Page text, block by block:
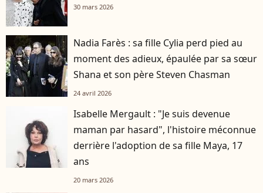
30 mars 2026
Nadia Farès : sa fille Cylia perd pied au
moment des adieux, épaulée par sa sœur
Shana et son père Steven Chasman
24 avril 2026
Isabelle Mergault : "Je suis devenue
maman par hasard", l'histoire méconnue
derrière l'adoption de sa fille Maya, 17
ans
20 mars 2026